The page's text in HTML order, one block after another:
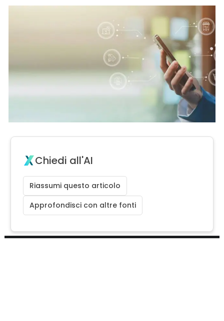
Chiedi all'AI
Riassumi questo articolo
Approfondisci con altre fonti